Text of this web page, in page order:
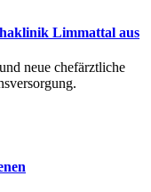
Limmattal aus
neue chefärztliche